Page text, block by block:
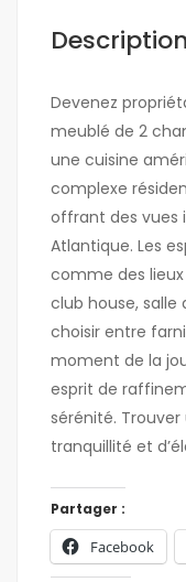
Description
Devenez
meublé de 2
une cuisine
complexe
offrant des vues
Atlantique. Les
comme des
club house,
choisir entre
moment de la
esprit de
sérénité.
tranquillité et
Partager :
Facebook